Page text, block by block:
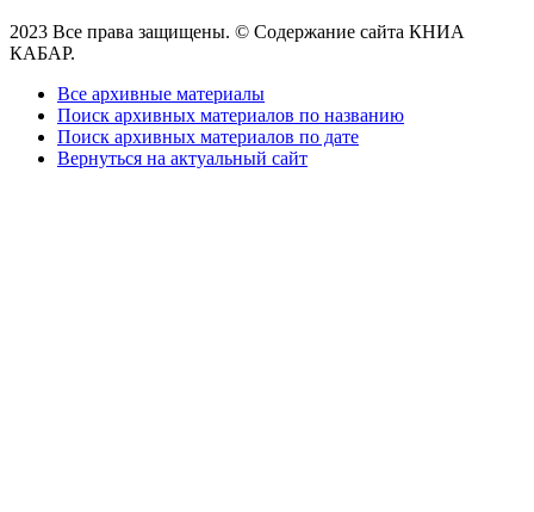
2023 Все права защищены. © Содержание сайта КНИА
КАБАР.
Все архивные материалы
Поиск архивных материалов по названию
Поиск архивных материалов по дате
Вернуться на актуальный сайт